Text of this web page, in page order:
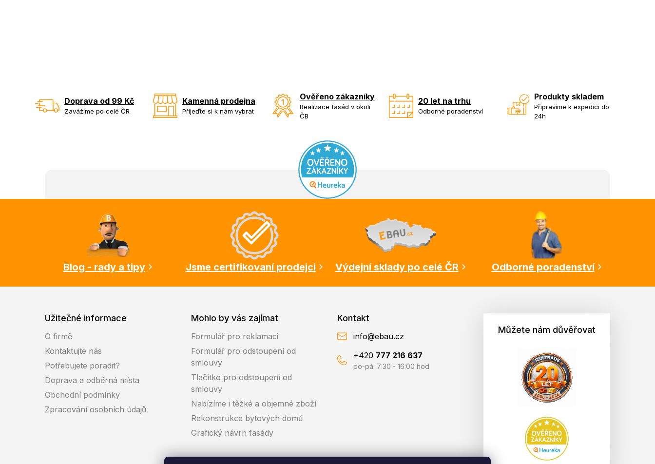
Doprava od 99 Kč
Zavážíme po celé ČR
Kamenná prodejna
Přijeďte si k nám vybrat
Ověřeno zákazníky
Realizace fasád v okolí
ČB
20 let na trhu
Odborné poradenství
Produkty skladem
Připravíme k expedici do
24h
Blog - rady a tipy
Jsme certifikovaní prodejci Výdejní sklady po celé ČR Odborné poradenství
Užitečné informace
O firmě
Kontaktujte nás
Potřebujete poradit?
Doprava a odběrná místa
Obchodní podmínky
Zpracování osobních údajů
Mohlo by vás zajímat
Formulář pro reklamaci
Formulář pro odstoupení od
smlouvy
Tlačítko pro odstoupení od
smlouvy
Nabízíme i těžké a objemné zboží
Rekonstrukce bytových domů
Grafický návrh fasády
Kontakt
info@ebau.cz
+420 777 216 637
po-pá: 7:30 - 16:00 hod
Můžete nám důvěřovat